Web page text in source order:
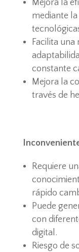
Mejora la
mediante
Facilita
constante
Mejora la
través de
Requiere
rápido
Puede
con
digital.
Riesgo de